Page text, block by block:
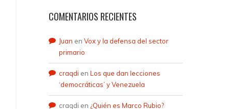
COMENTARIOS RECIENTES
Juan en Vox y la defensa del sector
primario
craqdi en Los que dan lecciones
‘democráticas’ y Venezuela
craqdi en ¿Quién es Marco Rubio?